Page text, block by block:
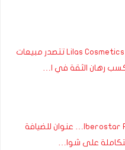
بعد عامين من إطلاقها.. Lilas Cosmetics تتصدر مبيعات
رهان الثقة في ا…
فندق Iberostar Royal El Mansour… عنوان للضيافة
على شوا…